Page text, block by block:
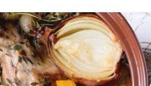
Connexion